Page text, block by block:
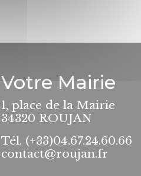
Votre Mairie
1, place de la Mairie
34320 ROUJAN
Tél. (+33)04.67.24.60.66
contact@roujan.fr